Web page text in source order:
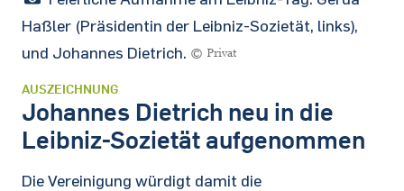
Haßler (Präsidentin der Leibniz-Sozietät, links),
und Johannes Dietrich. © Privat
AUSZEICHNUNG
Johannes Dietrich neu in die
Leibniz-Sozietät aufgenommen
Die Vereinigung würdigt damit die